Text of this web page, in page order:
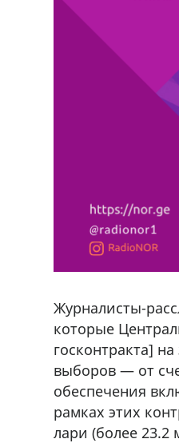
Журналисты-
которые
госконтракта]
выборов — от
обеспечения
рамках этих
лари (более 23.2
30 57